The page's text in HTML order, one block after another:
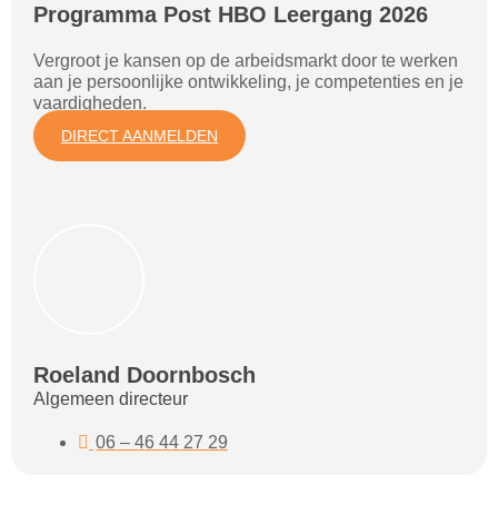
Programma Post HBO Leergang 2026
Vergroot je kansen op de arbeidsmarkt door te werken
aan je persoonlijke ontwikkeling, je competenties en je
vaardigheden.
DIRECT AANMELDEN
Roeland Doornbosch
Algemeen directeur
06 – 46 44 27 29